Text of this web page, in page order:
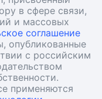
в сфере связи,
и массовых
соглашение
опубликованные
с российским
применяются